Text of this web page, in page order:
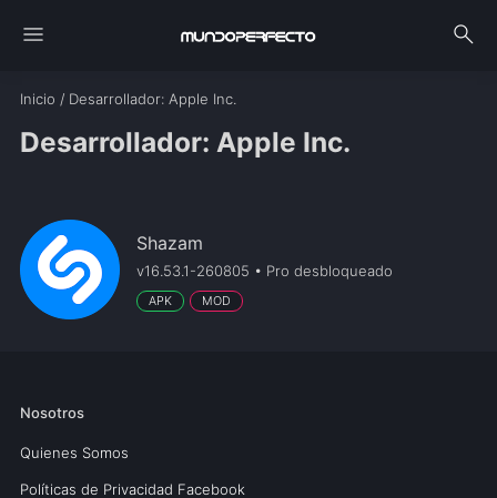
menu search
Inicio / Desarrollador: Apple Inc.
Desarrollador: Apple Inc.
Shazam
v16.53.1-260805 • Pro desbloqueado
APK MOD
Nosotros
Quienes Somos
Políticas de Privacidad Facebook